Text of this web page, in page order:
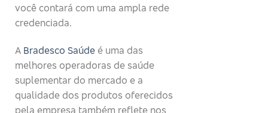
você contará com uma ampla rede
credenciada.
A Bradesco Saúde é uma das
melhores operadoras de saúde
suplementar do mercado e a
qualidade dos produtos oferecidos
pela empresa também reflete nos